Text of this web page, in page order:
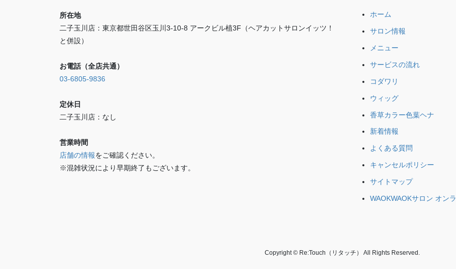
所在地
二子玉川店：東京都世田谷区玉川3-10-8 アークビル植3F（ヘアカットサロンイッツ！
と併設）
お電話（全店共通）
03-6805-9836
定休日
二子玉川店：なし
営業時間
店舗の情報をご確認ください。
※混雑状況により早期終了もございます。
ホーム
サロン情報
メニュー
サービスの流れ
コダワリ
ウィッグ
香草カラー色葉ヘナ
新着情報
よくある質問
キャンセルポリシー
サイトマップ
WAOKWAOKサロン オン
Copyright © Re:Touch（リタッチ） All Rights Reserved.